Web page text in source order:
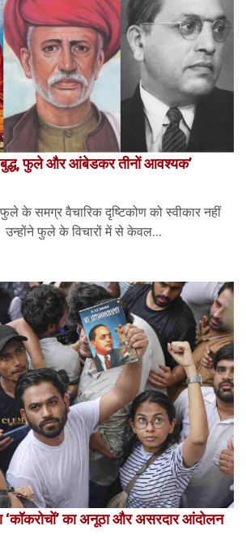
फुले और आंबेडकर तीनों आवश्यक’
फुले के समग्र वैचारिक दृष्टिकोण को स्वीकार नहीं
फुले के विचारों में से केवल...
‘कॉकरोचों’ का अनूठा और असरदार आंदोलन